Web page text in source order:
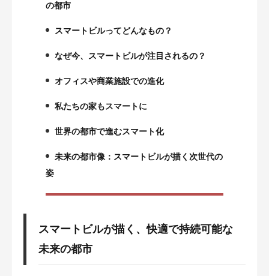
の都市
2.
スマートビルってどんなもの？
3.
なぜ今、スマートビルが注目されるの？
4.
オフィスや商業施設での進化
5.
私たちの家もスマートに
世界の都市で進むスマート化
7.
未来の都市像：スマートビルが描く次世代の
姿
スマートビルが描く、快適で持続可能な
未来の都市